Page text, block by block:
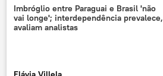
Embraer
Legacy
E-175
A-29
Super Tucano
lista
Imbróglio entre Paraguai e Brasil 'não
vai longe'; interdependência prevalece,
avaliam analistas